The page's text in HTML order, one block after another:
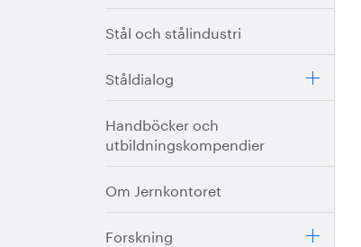
Stål och stålindustri
Ståldialog
Handböcker och
utbildningskompendier
Om Jernkontoret
Forskning